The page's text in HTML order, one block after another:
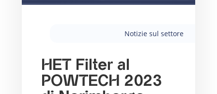
Notizie sul settore
HET Filter al
POWTECH 2023